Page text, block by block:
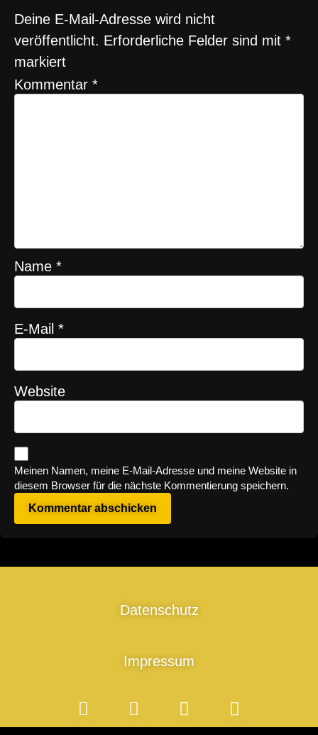
Deine E-Mail-Adresse wird nicht
veröffentlicht. Erforderliche Felder sind mit *
markiert
Kommentar *
Name *
E-Mail *
Website
Meinen Namen, meine E-Mail-Adresse und meine Website in
diesem Browser für die nächste Kommentierung speichern.
Datenschutz
Impressum